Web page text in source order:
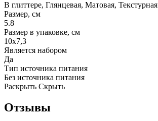
В глиттере, Глянцевая, Матовая, Текстурная
Размер, см
5.8
Размер в упаковке, см
10х7,3
Является набором
Да
Тип источника питания
Без источника питания
Раскрыть Скрыть
Отзывы